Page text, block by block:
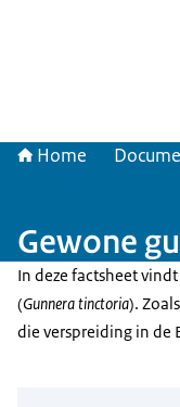
Home
Gewone
In deze factsheet
(Gunnera tinctoria).
die verspreiding in de